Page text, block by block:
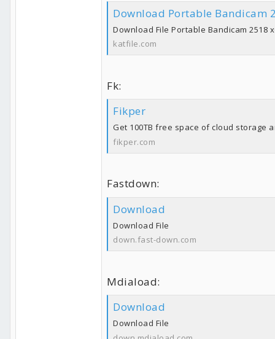
Download Portable Bandicam
Download File Portable Bandicam 2518
katfile.com
Fk:
Fikper
Get 100TB free space of cloud
fikper.com
Fastdown:
Download
Download File
down.fast-down.com
Mdiaload:
Download
Download File